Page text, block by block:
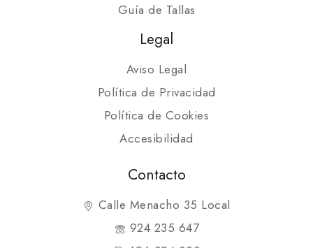
Guía de Tallas
Legal
Aviso Legal
Política de Privacidad
Política de Cookies
Accesibilidad
Contacto
Calle Menacho 35 Local
924 235 647